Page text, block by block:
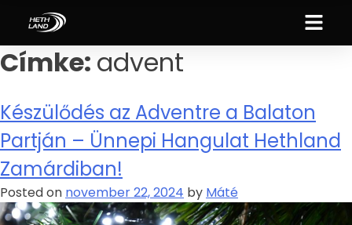
Címke: advent
Készülődés az Adventre a Balaton
Partján – Ünnepi Hangulat Hethland
Zamárdiban!
Posted on november 22, 2024 by Máté